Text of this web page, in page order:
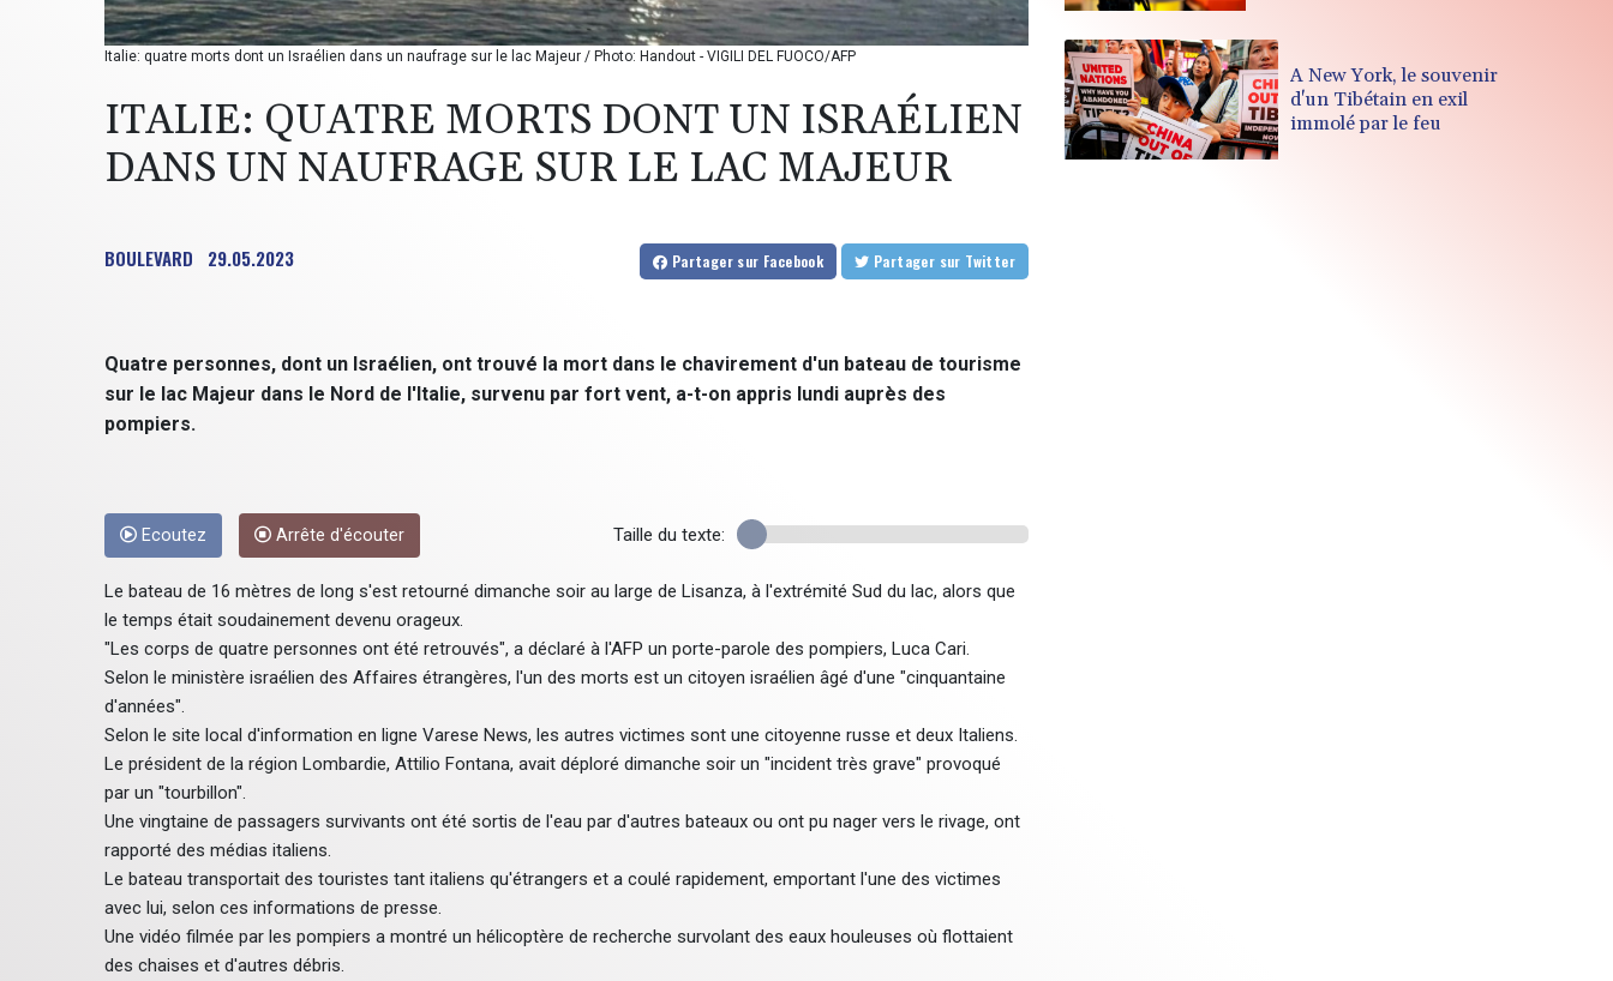
Italie: quatre morts dont un Israélien dans un naufrage sur le lac Majeur / Photo: Handout - VIGILI DEL FUOCO/AFP
ITALIE: QUATRE MORTS DONT UN ISRAÉLIEN
DANS UN NAUFRAGE SUR LE LAC MAJEUR
BOULEVARD 29.05.2023 Partager sur Facebook Partager sur Twitter
Quatre personnes, dont un Israélien, ont trouvé la mort dans le chavirement d'un bateau de tourisme
sur le lac Majeur dans le Nord de l'Italie, survenu par fort vent, a-t-on appris lundi auprès des
pompiers.
Ecoutez Arrête d'écouter Taille du texte:
Le bateau de 16 mètres de long s'est retourné dimanche soir au large de Lisanza, à l'extrémité Sud du lac, alors que
le temps était soudainement devenu orageux.
"Les corps de quatre personnes ont été retrouvés", a déclaré à l'AFP un porte-parole des pompiers, Luca Cari.
Selon le ministère israélien des Affaires étrangères, l'un des morts est un citoyen israélien âgé d'une "cinquantaine
d'années".
Selon le site local d'information en ligne Varese News, les autres victimes sont une citoyenne russe et deux Italiens.
Le président de la région Lombardie, Attilio Fontana, avait déploré dimanche soir un "incident très grave" provoqué
par un "tourbillon".
Une vingtaine de passagers survivants ont été sortis de l'eau par d'autres bateaux ou ont pu nager vers le rivage, ont
rapporté des médias italiens.
Le bateau transportait des touristes tant italiens qu'étrangers et a coulé rapidement, emportant l'une des victimes
avec lui, selon ces informations de presse.
Une vidéo filmée par les pompiers a montré un hélicoptère de recherche survolant des eaux houleuses où flottaient
des chaises et d'autres débris.
A New York, le souvenir
d'un Tibétain en exil
immolé par le feu